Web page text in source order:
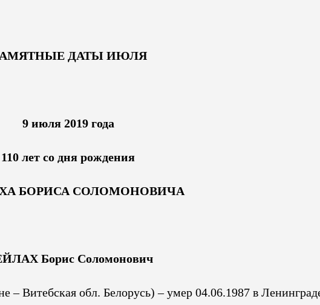
ДАТЫ ИЮЛЯ
9 июля 2019 года
110 лет со дня рождения
БОРИСА СОЛОМОНОВИЧА
Борис Соломонович
– Витебская обл. Белорусь) – умер 04.06.1987 в